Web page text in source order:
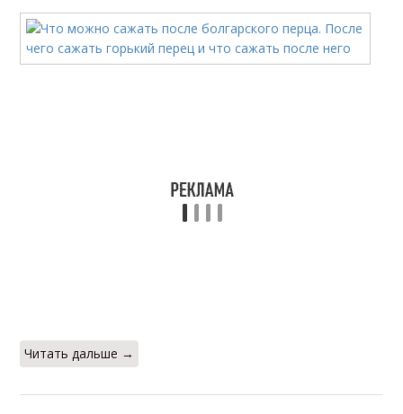
Читать дальше →